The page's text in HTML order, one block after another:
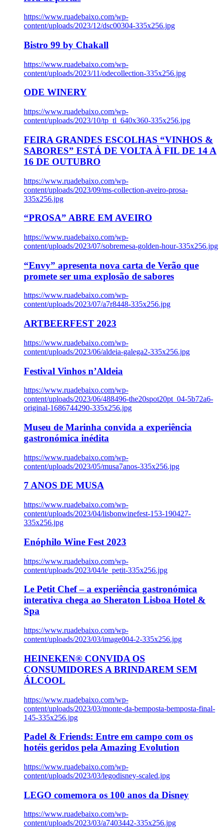
https://www.ruadebaixo.com/wp-
content/uploads/2023/12/dsc00304-335x256.jpg
Bistro 99 by Chakall
https://www.ruadebaixo.com/wp-
content/uploads/2023/11/odecollection-335x256.jpg
ODE WINERY
https://www.ruadebaixo.com/wp-
content/uploads/2023/10/tp_tl_640x360-335x256.jpg
FEIRA GRANDES ESCOLHAS “VINHOS &
SABORES” ESTÁ DE VOLTA À FIL DE 14 A
16 DE OUTUBRO
https://www.ruadebaixo.com/wp-
content/uploads/2023/09/ms-collection-aveiro-prosa-
335x256.jpg
“PROSA” ABRE EM AVEIRO
https://www.ruadebaixo.com/wp-
content/uploads/2023/07/sobremesa-golden-hour-335x256.jpg
“Envy” apresenta nova carta de Verão que
promete ser uma explosão de sabores
https://www.ruadebaixo.com/wp-
content/uploads/2023/07/a7r8448-335x256.jpg
ARTBEERFEST 2023
https://www.ruadebaixo.com/wp-
content/uploads/2023/06/aldeia-galega2-335x256.jpg
Festival Vinhos n’Aldeia
https://www.ruadebaixo.com/wp-
content/uploads/2023/06/488496-the20spot20pt_04-5b72a6-
original-1686744290-335x256.jpg
Museu de Marinha convida a experiência
gastronómica inédita
https://www.ruadebaixo.com/wp-
content/uploads/2023/05/musa7anos-335x256.jpg
7 ANOS DE MUSA
https://www.ruadebaixo.com/wp-
content/uploads/2023/04/lisbonwinefest-153-190427-
335x256.jpg
Enóphilo Wine Fest 2023
https://www.ruadebaixo.com/wp-
content/uploads/2023/04/le_petit-335x256.jpg
Le Petit Chef – a experiência gastronómica
interativa chega ao Sheraton Lisboa Hotel &
Spa
https://www.ruadebaixo.com/wp-
content/uploads/2023/03/image004-2-335x256.jpg
HEINEKEN® CONVIDA OS
CONSUMIDORES A BRINDAREM SEM
ÁLCOOL
https://www.ruadebaixo.com/wp-
content/uploads/2023/03/monte-da-bemposta-bemposta-final-
145-335x256.jpg
Padel & Friends: Entre em campo com os
hotéis geridos pela Amazing Evolution
https://www.ruadebaixo.com/wp-
content/uploads/2023/03/legodisney-scaled.jpg
LEGO comemora os 100 anos da Disney
https://www.ruadebaixo.com/wp-
content/uploads/2023/03/a7403442-335x256.jpg